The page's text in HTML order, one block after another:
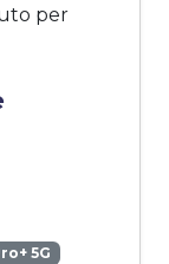
per
5G